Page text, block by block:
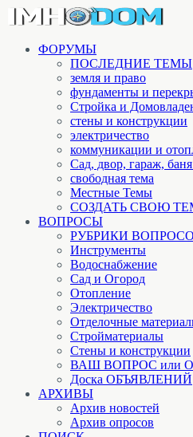
ФОРУМЫ
ПОСЛЕДНИЕ ТЕМЫ
земля и право
фундаменты и
Стройка и
стены и конструкции
электричество
коммуникации и
Cад, двор, гараж,
свободная тема
Местные Темы
СОЗДАТЬ СВОЮ
ВОПРОСЫ
РУБРИКИ
Инструменты
Водоснабжение
Сад и Огород
Отопление
Электричество
Отделочные
Стройматериалы
Стены и конструкции
ВАШ ВОПРОС или
Доска ОБЪЯВЛЕНИЙ
АРХИВЫ
Архив новостей
Архив опросов